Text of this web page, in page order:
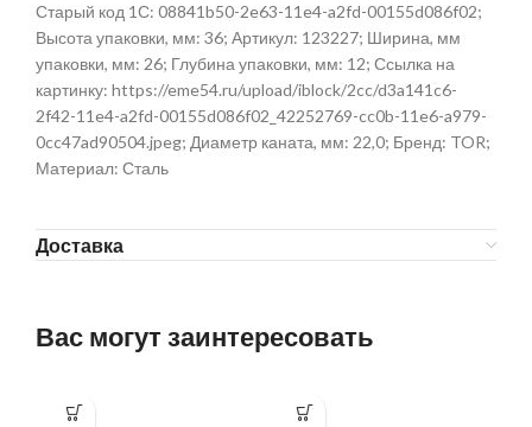
Старый код 1С: 08841b50-2e63-11e4-a2fd-00155d086f02;
Высота упаковки, мм: 36; Артикул: 123227; Ширина, мм
упаковки, мм: 26; Глубина упаковки, мм: 12; Ссылка на
картинку: https://eme54.ru/upload/iblock/2cc/d3a141c6-
2f42-11e4-a2fd-00155d086f02_42252769-cc0b-11e6-a979-
0cc47ad90504.jpeg; Диаметр каната, мм: 22,0; Бренд: TOR;
Материал: Сталь
Доставка
Вас могут заинтересовать